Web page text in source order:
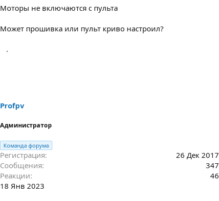
Моторы не включаются с пульта
Может прошивка или пульт криво настроил?
Profpv
Администратор
Команда форума
Регистрация
26 Дек 2017
Сообщения
347
Реакции
46
18 Янв 2023